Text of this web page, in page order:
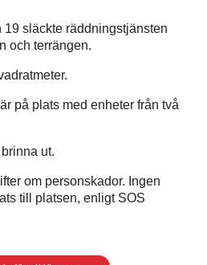
19 släckte räddningstjänsten
och terrängen.
på plats med enheter från två
ut.
om personskador. Ingen
till platsen, enligt SOS